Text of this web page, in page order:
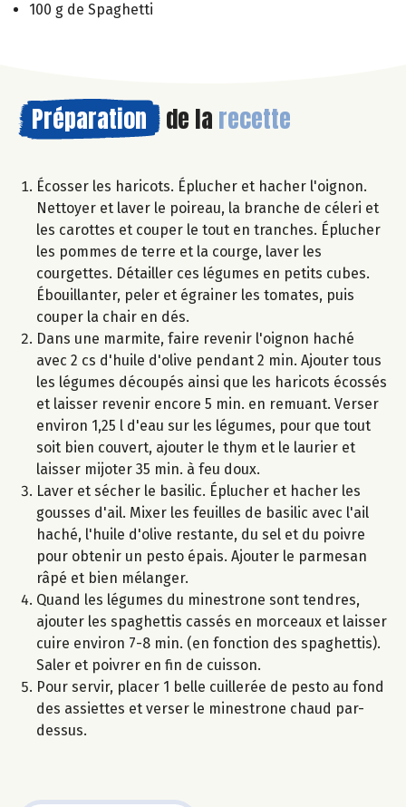
100 g de Spaghetti
Préparation de la recette
Écosser les haricots. Éplucher et hacher l'oignon.
Nettoyer et laver le poireau, la branche de céleri et
les carottes et couper le tout en tranches. Éplucher
les pommes de terre et la courge, laver les
courgettes. Détailler ces légumes en petits cubes.
Ébouillanter, peler et égrainer les tomates, puis
couper la chair en dés.
Dans une marmite, faire revenir l'oignon haché
avec 2 cs d'huile d'olive pendant 2 min. Ajouter tous
les légumes découpés ainsi que les haricots écossés
et laisser revenir encore 5 min. en remuant. Verser
environ 1,25 l d'eau sur les légumes, pour que tout
soit bien couvert, ajouter le thym et le laurier et
laisser mijoter 35 min. à feu doux.
Laver et sécher le basilic. Éplucher et hacher les
gousses d'ail. Mixer les feuilles de basilic avec l'ail
haché, l'huile d'olive restante, du sel et du poivre
pour obtenir un pesto épais. Ajouter le parmesan
râpé et bien mélanger.
Quand les légumes du minestrone sont tendres,
ajouter les spaghettis cassés en morceaux et laisser
cuire environ 7-8 min. (en fonction des spaghettis).
Saler et poivrer en fin de cuisson.
Pour servir, placer 1 belle cuillerée de pesto au fond
des assiettes et verser le minestrone chaud par-
dessus.